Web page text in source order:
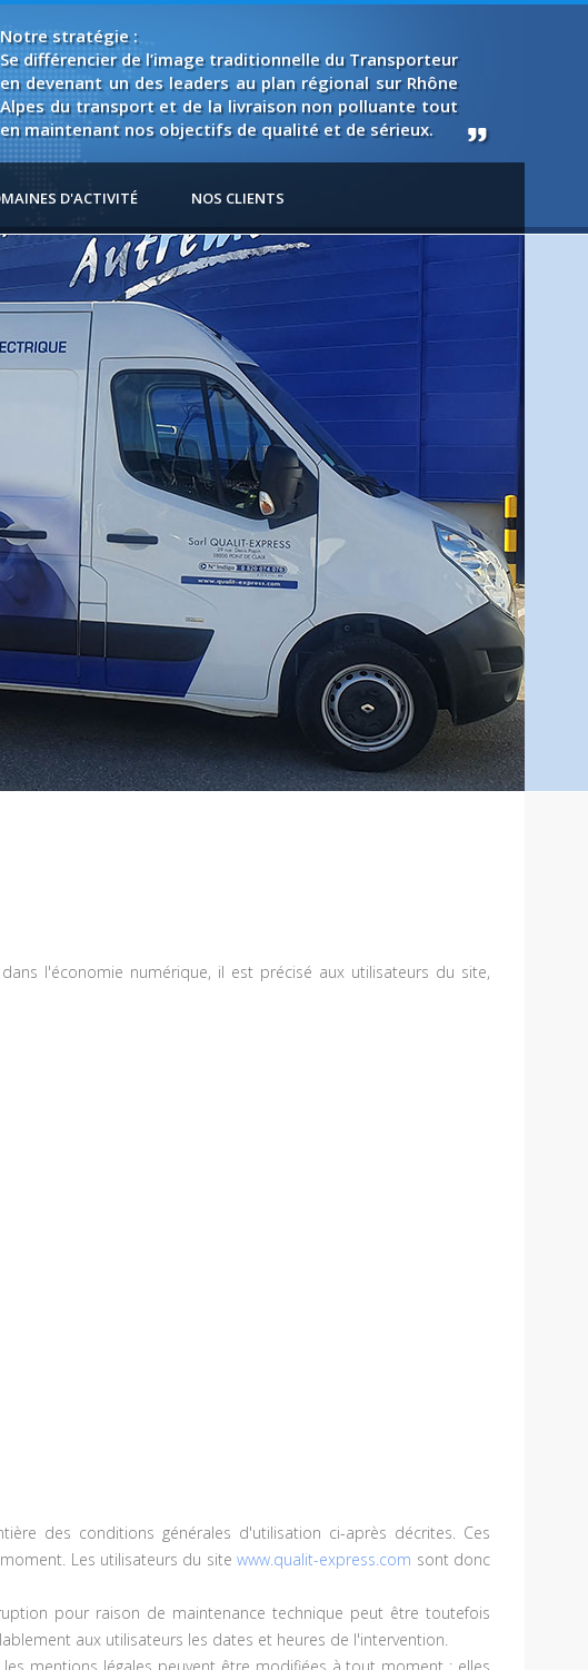
Notre stratégie :
Se différencier de l’image traditionnelle du Transporteur
en devenant un des leaders au plan régional sur Rhône
Alpes du transport et de la livraison non polluante tout
en maintenant nos objectifs de qualité et de sérieux.
D'ACTIVITÉ NOS CLIENTS
l'économie numérique, il est précisé aux utilisateurs du site,
des conditions générales d'utilisation ci-après décrites. Ces
Les utilisateurs du sitewww.qualit-express.com sont donc
pour raison de maintenance technique peut être toutefois
aux utilisateurs les dates et heures de l'intervention.